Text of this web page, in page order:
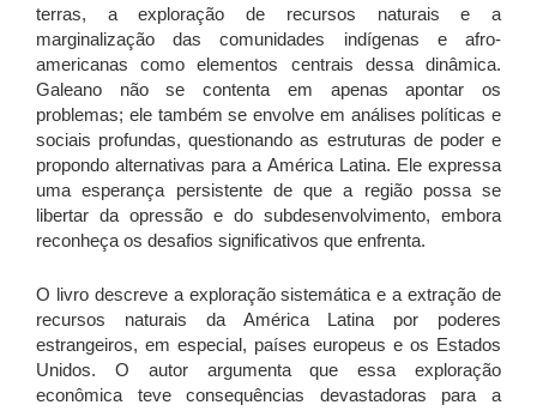
terras, a exploração de recursos naturais e a
marginalização das comunidades indígenas e afro-
americanas como elementos centrais dessa dinâmica.
Galeano não se contenta em apenas apontar os
problemas; ele também se envolve em análises políticas e
sociais profundas, questionando as estruturas de poder e
propondo alternativas para a América Latina. Ele expressa
uma esperança persistente de que a região possa se
libertar da opressão e do subdesenvolvimento, embora
reconheça os desafios significativos que enfrenta.
O livro descreve a exploração sistemática e a extração de
recursos naturais da América Latina por poderes
estrangeiros, em especial, países europeus e os Estados
Unidos. O autor argumenta que essa exploração
econômica teve consequências devastadoras para a